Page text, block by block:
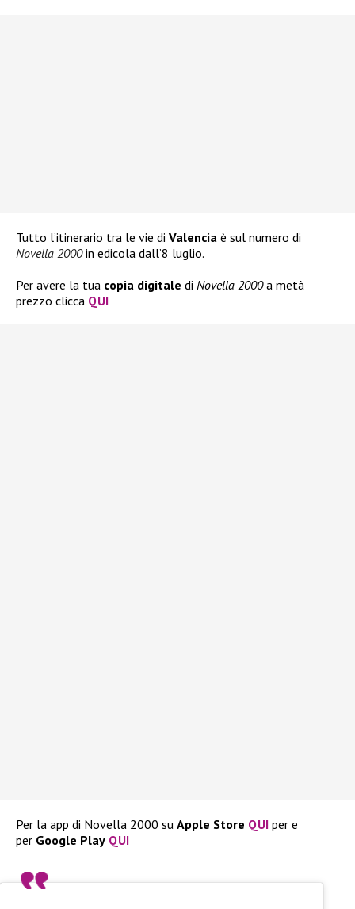
Tutto l’itinerario tra le vie di Valencia è sul numero di
Novella 2000in edicola dall’8 luglio.
Per avere la tua copia digitale di Novella 2000a metà
prezzo clicca QUI
Per la app di Novella 2000 su Apple Store QUI per e
per Google Play QUI